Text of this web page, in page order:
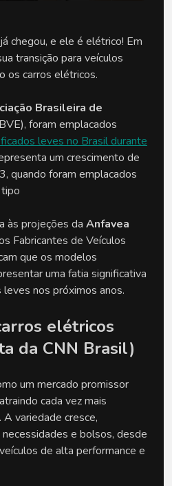
chegou, e ele é elétrico! Em
transição para veículos
os carros elétricos.
Brasileira de
foram emplacados
leves no Brasil durante
um crescimento de
quando foram emplacados
às projeções da Anfavea
Fabricantes de Veículos
que os modelos
uma fatia significativa
nos próximos anos.
elétricos
da CNN Brasil)
um mercado promissor
cada vez mais
variedade cresce,
e bolsos, desde
de alta performance e